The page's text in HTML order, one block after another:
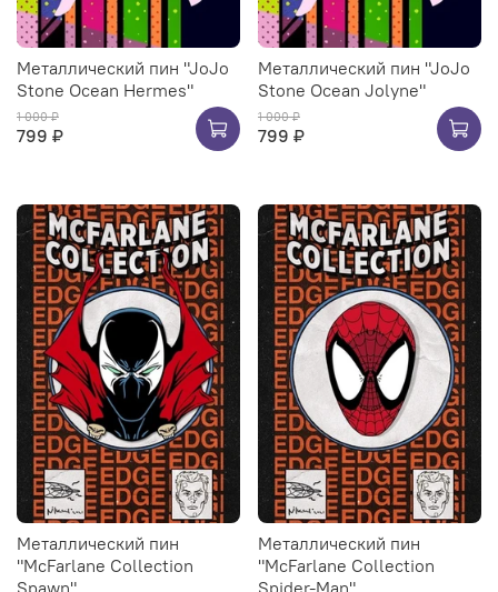
Металлический пин "JoJo
Stone Ocean Hermes"
1 000 ₽
799 ₽
Металлический пин "JoJo
Stone Ocean Jolyne"
1 000 ₽
799 ₽
Металлический пин
"McFarlane Collection
Металлический пин
"McFarlane Collection